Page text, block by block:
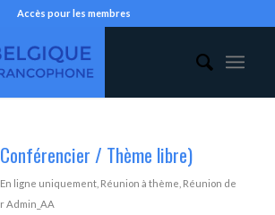
Accès pour les membres
/ Thème libre)
En ligne uniquement, Réunion à thème Réunion de
Admin_AA